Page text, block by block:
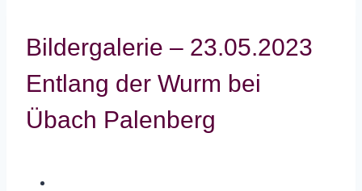
Bildergalerie – 23.05.2023
Entlang der Wurm bei
Übach Palenberg